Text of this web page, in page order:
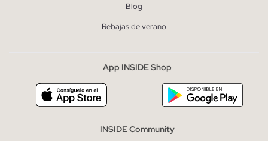
Blog
Rebajas de verano
App INSIDE Shop
INSIDE Community